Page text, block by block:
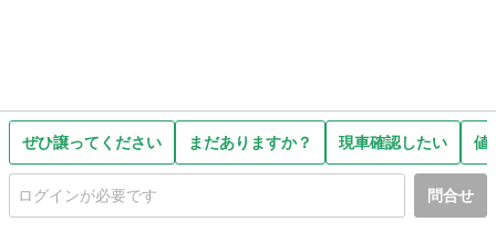
ぜひ譲ってください まだありますか？ 現車確認したい 値
問合せ